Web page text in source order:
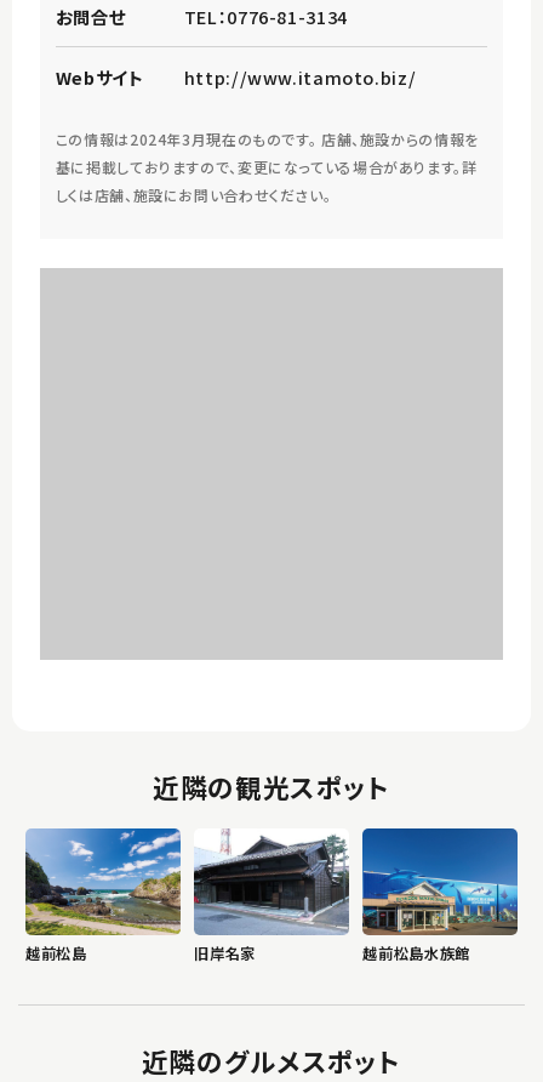
お問合せ TEL：0776-81-3134
Webサイト http://www.itamoto.biz/
この情報は2024年3月現在のものです。 店舗、施設からの情報を
基に掲載しておりますので、変更になっている場合があります。詳
しくは店舗、施設にお問い合わせください。
近隣の観光スポット
越前松島 旧岸名家 越前松島水族館
近隣のグルメスポット